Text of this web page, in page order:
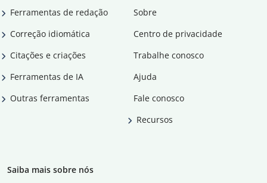
Ferramentas de redação
Correção idiomática
Citações e criações
Ferramentas de IA
Outras ferramentas
Sobre
Centro de privacidade
Trabalhe conosco
Ajuda
Fale conosco
Recursos
Saiba mais sobre nós